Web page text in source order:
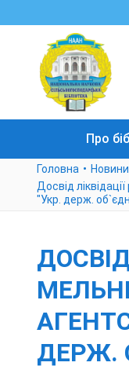
Про
Головна Новини
Досвід
"Укр. держ.
ДЕРЖ.